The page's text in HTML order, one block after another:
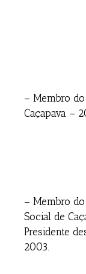
– Membro
Caçapava –
– Membro
Social de
Presidente
2003.